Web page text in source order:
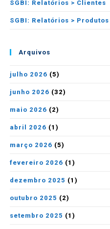
SGBI: Relatórios > Clientes
SGBI: Relatórios > Produtos
Arquivos
julho 2026 (5)
junho 2026 (32)
maio 2026 (2)
abril 2026 (1)
março 2026 (5)
fevereiro 2026 (1)
dezembro 2025 (1)
outubro 2025 (2)
setembro 2025 (1)